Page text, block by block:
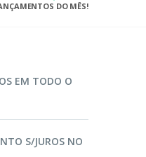
DO MÊS!
EM TODO O
S/JUROS NO